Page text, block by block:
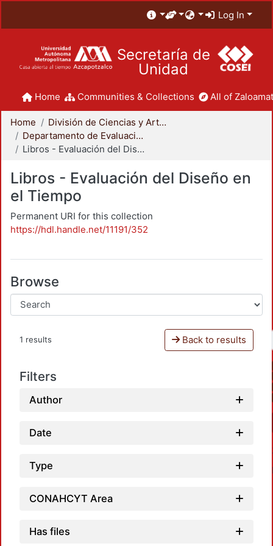
Log In
Secretaría de
Unidad
Home Communities & Collections All of
Home
División de Ciencias y Artes para el Diseño
Departamento de Evaluación del Diseño en el Tiempo
Libros - Evaluación del Diseño en el Tiempo
Libros - Evaluación del Diseño en
el Tiempo
Permanent URI for this collection
https://hdl.handle.net/11191/352
Browse
1 results Back to results
Filters
Author
Date
Type
CONAHCYT Area
Has files